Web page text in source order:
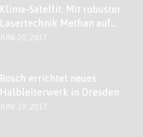
Klima-Satellit: Mit robuster
Lasertechnik Methan auf
Bosch errichtet neues
Halbleiterwerk in Dresden